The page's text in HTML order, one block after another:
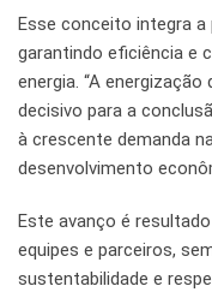
Esse conceito integra
garantindo eficiência e
energia. “A
decisivo para a
à crescente demanda
desenvolvimento
Este avanço é
equipes e parceiros,
sustentabilidade e